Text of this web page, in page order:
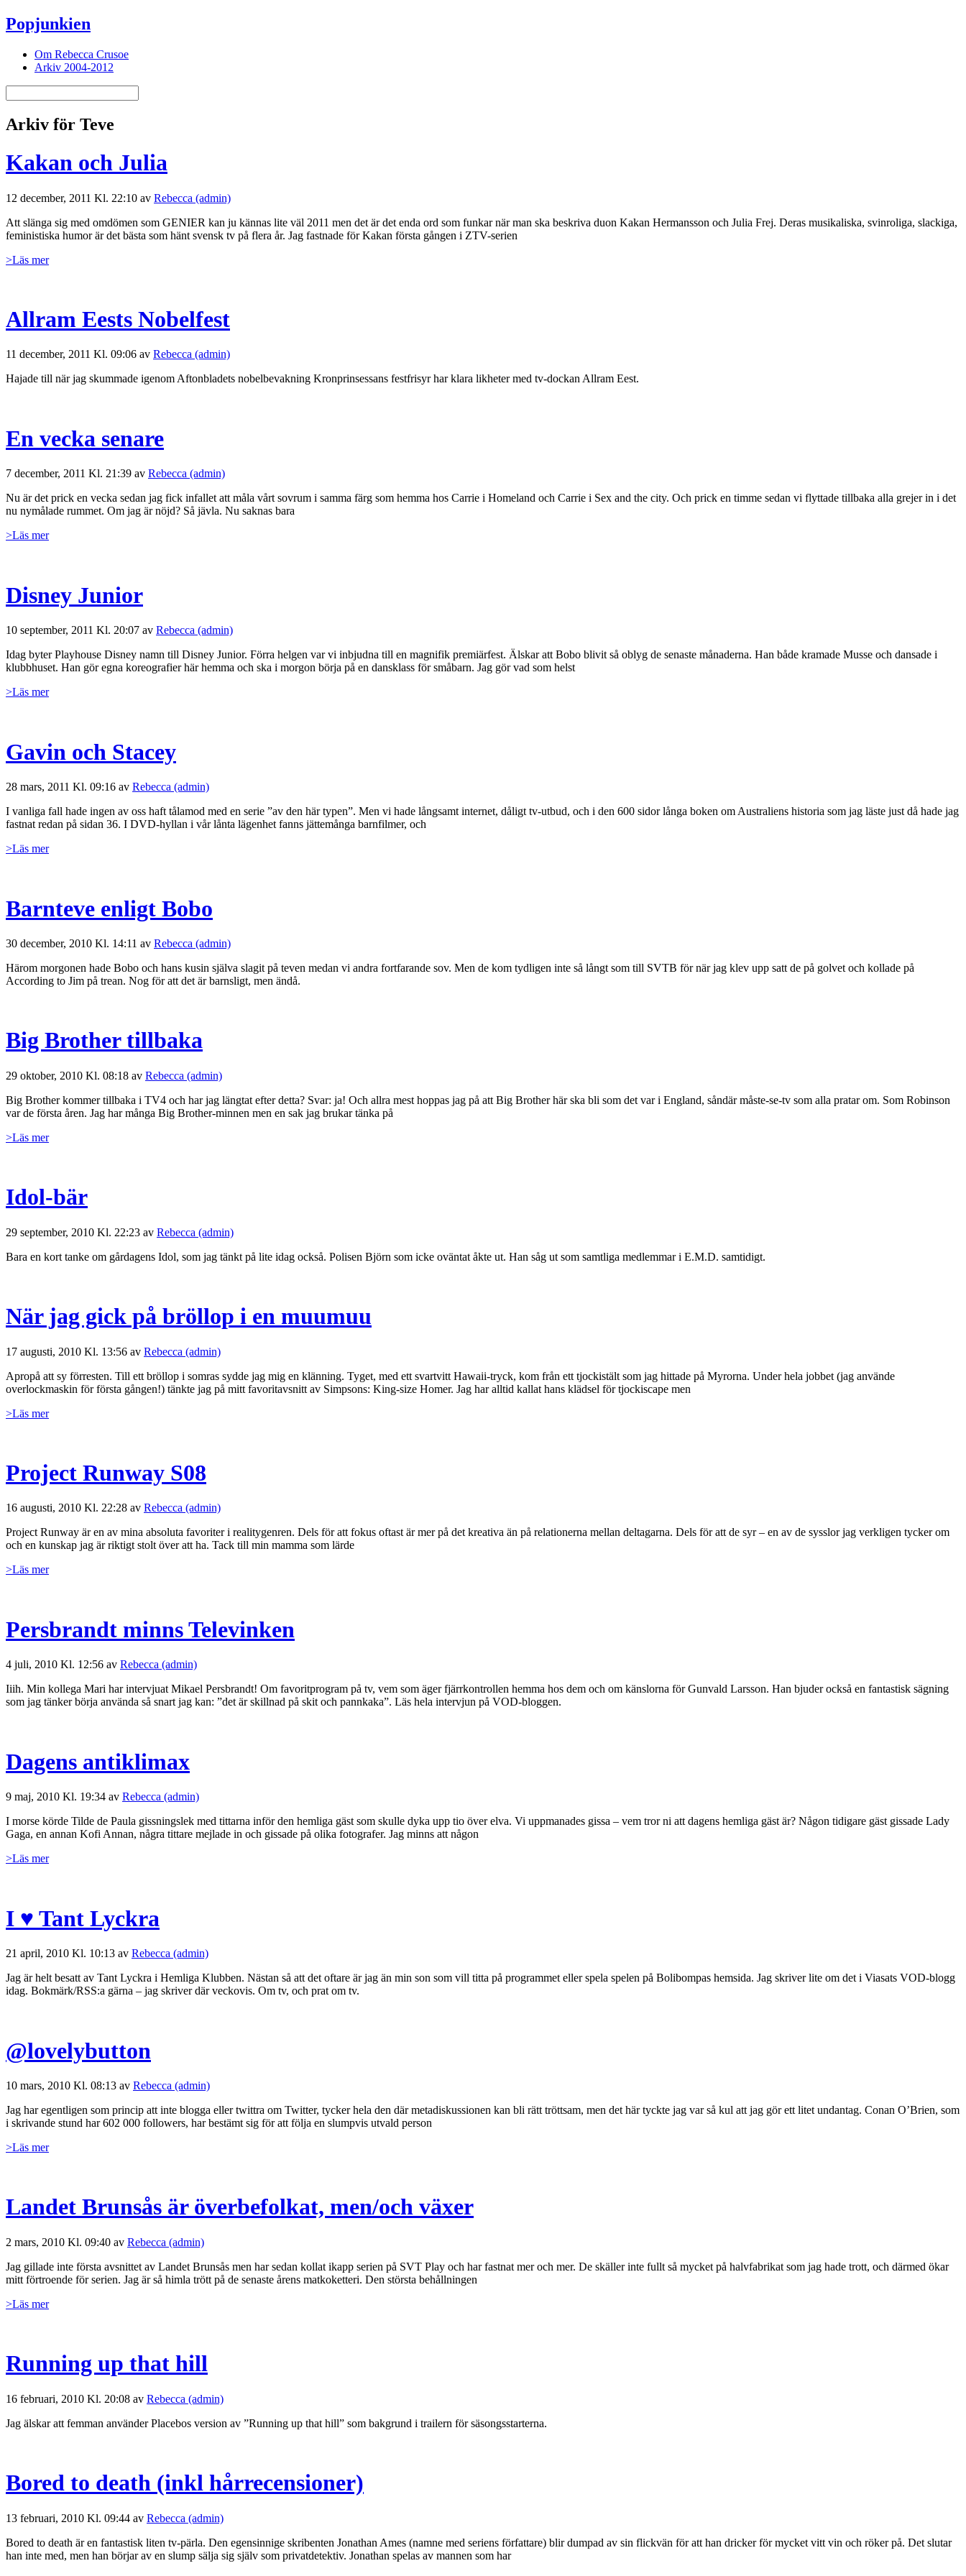
Popjunkien
Om Rebecca Crusoe
Arkiv 2004-2012
Arkiv för Teve
Kakan och Julia
12 december, 2011 Kl. 22:10 av Rebecca (admin)
Att slänga sig med omdömen som GENIER kan ju kännas lite väl 2011 men det är det enda ord som funkar när man ska beskriva duon Kakan Hermansson och Julia Frej. Deras musikaliska, svinroliga, slackiga,
feministiska humor är det bästa som hänt svensk tv på flera år. Jag fastnade för Kakan första gången i ZTV-serien
>Läs mer
Allram Eests Nobelfest
11 december, 2011 Kl. 09:06 av Rebecca (admin)
Hajade till när jag skummade igenom Aftonbladets nobelbevakning Kronprinsessans festfrisyr har klara likheter med tv-dockan Allram Eest.
En vecka senare
7 december, 2011 Kl. 21:39 av Rebecca (admin)
Nu är det prick en vecka sedan jag fick infallet att måla vårt sovrum i samma färg som hemma hos Carrie i Homeland och Carrie i Sex and the city. Och prick en timme sedan vi flyttade tillbaka alla grejer in i det
nu nymålade rummet. Om jag är nöjd? Så jävla. Nu saknas bara
>Läs mer
Disney Junior
10 september, 2011 Kl. 20:07 av Rebecca (admin)
Idag byter Playhouse Disney namn till Disney Junior. Förra helgen var vi inbjudna till en magnifik premiärfest. Älskar att Bobo blivit så oblyg de senaste månaderna. Han både kramade Musse och dansade i
klubbhuset. Han gör egna koreografier här hemma och ska i morgon börja på en dansklass för småbarn. Jag gör vad som helst
>Läs mer
Gavin och Stacey
28 mars, 2011 Kl. 09:16 av Rebecca (admin)
I vanliga fall hade ingen av oss haft tålamod med en serie ”av den här typen”. Men vi hade långsamt internet, dåligt tv-utbud, och i den 600 sidor långa boken om Australiens historia som jag läste just då hade jag
fastnat redan på sidan 36. I DVD-hyllan i vår lånta lägenhet fanns jättemånga barnfilmer, och
>Läs mer
Barnteve enligt Bobo
30 december, 2010 Kl. 14:11 av Rebecca (admin)
Härom morgonen hade Bobo och hans kusin själva slagit på teven medan vi andra fortfarande sov. Men de kom tydligen inte så långt som till SVTB för när jag klev upp satt de på golvet och kollade på
According to Jim på trean. Nog för att det är barnsligt, men ändå.
Big Brother tillbaka
29 oktober, 2010 Kl. 08:18 av Rebecca (admin)
Big Brother kommer tillbaka i TV4 och har jag längtat efter detta? Svar: ja! Och allra mest hoppas jag på att Big Brother här ska bli som det var i England, såndär måste-se-tv som alla pratar om. Som Robinson
var de första åren. Jag har många Big Brother-minnen men en sak jag brukar tänka på
>Läs mer
Idol-bär
29 september, 2010 Kl. 22:23 av Rebecca (admin)
Bara en kort tanke om gårdagens Idol, som jag tänkt på lite idag också. Polisen Björn som icke oväntat åkte ut. Han såg ut som samtliga medlemmar i E.M.D. samtidigt.
När jag gick på bröllop i en muumuu
17 augusti, 2010 Kl. 13:56 av Rebecca (admin)
Apropå att sy förresten. Till ett bröllop i somras sydde jag mig en klänning. Tyget, med ett svartvitt Hawaii-tryck, kom från ett tjockistält som jag hittade på Myrorna. Under hela jobbet (jag använde
overlockmaskin för första gången!) tänkte jag på mitt favoritavsnitt av Simpsons: King-size Homer. Jag har alltid kallat hans klädsel för tjockiscape men
>Läs mer
Project Runway S08
16 augusti, 2010 Kl. 22:28 av Rebecca (admin)
Project Runway är en av mina absoluta favoriter i realitygenren. Dels för att fokus oftast är mer på det kreativa än på relationerna mellan deltagarna. Dels för att de syr – en av de sysslor jag verkligen tycker om
och en kunskap jag är riktigt stolt över att ha. Tack till min mamma som lärde
>Läs mer
Persbrandt minns Televinken
4 juli, 2010 Kl. 12:56 av Rebecca (admin)
Iiih. Min kollega Mari har intervjuat Mikael Persbrandt! Om favoritprogram på tv, vem som äger fjärrkontrollen hemma hos dem och om känslorna för Gunvald Larsson. Han bjuder också en fantastisk sägning
som jag tänker börja använda så snart jag kan: ”det är skillnad på skit och pannkaka”. Läs hela intervjun på VOD-bloggen.
Dagens antiklimax
9 maj, 2010 Kl. 19:34 av Rebecca (admin)
I morse körde Tilde de Paula gissningslek med tittarna inför den hemliga gäst som skulle dyka upp tio över elva. Vi uppmanades gissa – vem tror ni att dagens hemliga gäst är? Någon tidigare gäst gissade Lady
Gaga, en annan Kofi Annan, några tittare mejlade in och gissade på olika fotografer. Jag minns att någon
>Läs mer
I ♥ Tant Lyckra
21 april, 2010 Kl. 10:13 av Rebecca (admin)
Jag är helt besatt av Tant Lyckra i Hemliga Klubben. Nästan så att det oftare är jag än min son som vill titta på programmet eller spela spelen på Bolibompas hemsida. Jag skriver lite om det i Viasats VOD-blogg
idag. Bokmärk/RSS:a gärna – jag skriver där veckovis. Om tv, och prat om tv.
@lovelybutton
10 mars, 2010 Kl. 08:13 av Rebecca (admin)
Jag har egentligen som princip att inte blogga eller twittra om Twitter, tycker hela den där metadiskussionen kan bli rätt tröttsam, men det här tyckte jag var så kul att jag gör ett litet undantag. Conan O’Brien, som
i skrivande stund har 602 000 followers, har bestämt sig för att följa en slumpvis utvald person
>Läs mer
Landet Brunsås är överbefolkat, men/och växer
2 mars, 2010 Kl. 09:40 av Rebecca (admin)
Jag gillade inte första avsnittet av Landet Brunsås men har sedan kollat ikapp serien på SVT Play och har fastnat mer och mer. De skäller inte fullt så mycket på halvfabrikat som jag hade trott, och därmed ökar
mitt förtroende för serien. Jag är så himla trött på de senaste årens matkoketteri. Den största behållningen
>Läs mer
Running up that hill
16 februari, 2010 Kl. 20:08 av Rebecca (admin)
Jag älskar att femman använder Placebos version av ”Running up that hill” som bakgrund i trailern för säsongsstarterna.
Bored to death (inkl hårrecensioner)
13 februari, 2010 Kl. 09:44 av Rebecca (admin)
Bored to death är en fantastisk liten tv-pärla. Den egensinnige skribenten Jonathan Ames (namne med seriens författare) blir dumpad av sin flickvän för att han dricker för mycket vitt vin och röker på. Det slutar
han inte med, men han börjar av en slump sälja sig själv som privatdetektiv. Jonathan spelas av mannen som har